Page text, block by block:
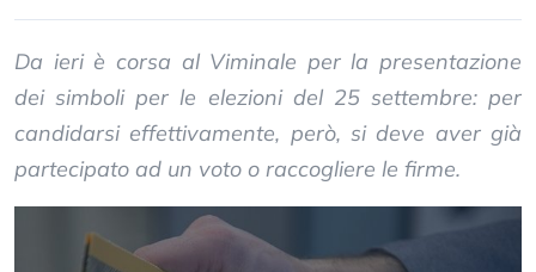
Da ieri è corsa al Viminale per la presentazione
dei simboli per le elezioni del 25 settembre: per
candidarsi effettivamente, però, si deve aver già
partecipato ad un voto o raccogliere le firme.